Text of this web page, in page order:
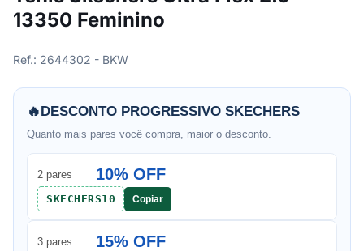
13350 Feminino
Ref.: 2644302 - BKW
🔥DESCONTO PROGRESSIVO SKECHERS
Quanto mais pares você compra, maior o desconto.
2 pares 10% OFF
SKECHERS10 Copiar
3 pares 15% OFF